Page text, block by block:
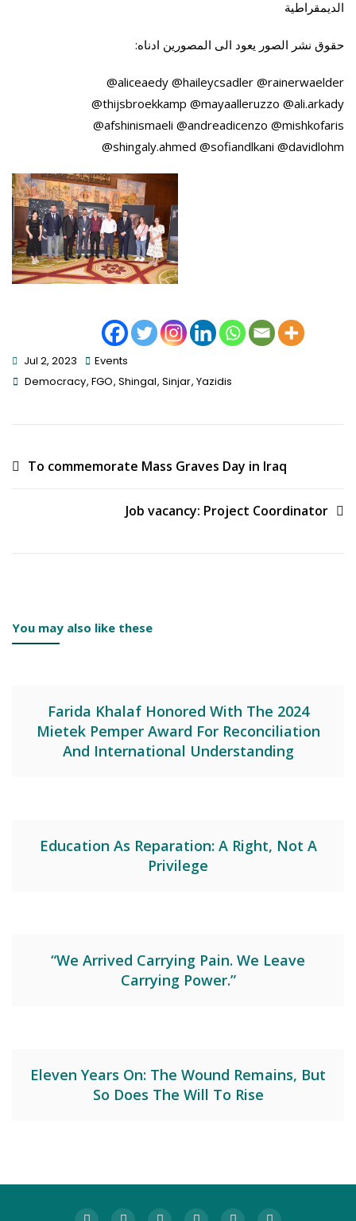
الديمقراطية
:حقوق نشر الصور يعود الى المصورين ادناه
@aliceaedy @haileycsadler @rainerwaelder
@thijsbroekkamp @mayaalleruzzo @ali.arkady
@afshinismaeli @andreadicenzo @mishkofaris
@shingaly.ahmed @sofiandlkani @davidlohm
Jul 2, 2023
Events
Tags
Democracy, FGO, Shingal, Sinjar, Yazidis
Post
To commemorate Mass Graves Day in Iraq
Job vacancy: Project Coordinator
You may also like these
Farida Khalaf Honored With The 2024
Mietek Pemper Award For Reconciliation
And International Understanding
Education As Reparation: A Right, Not A
Privilege
“We Arrived Carrying Pain. We Leave
Carrying Power.”
Eleven Years On: The Wound Remains, But
So Does The Will To Rise